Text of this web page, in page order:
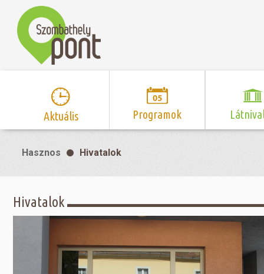
Aktuális Programok
Program naptár
Mozi
Előadás/Kiállítás
Szent
Zsidó
Hírek
Sport és
Hasznos Hivatalok
Hivatalok